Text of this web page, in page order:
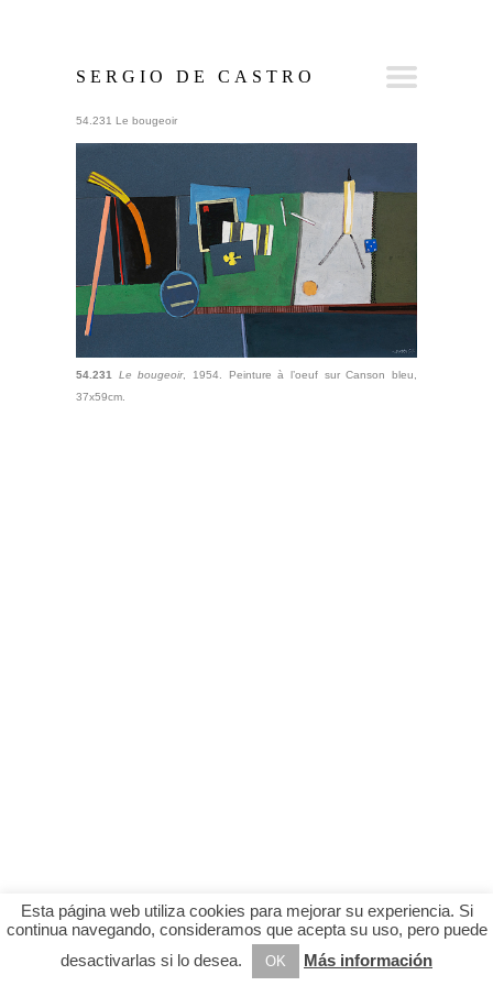
SERGIO DE CASTRO
54.231 Le bougeoir
54.231 Le bougeoir, 1954. Peinture à l’oeuf sur Canson bleu,
37x59cm.
Esta página web utiliza cookies para mejorar su experiencia. Si
continua navegando, consideramos que acepta su uso, pero puede
desactivarlas si lo desea.
OK Más información